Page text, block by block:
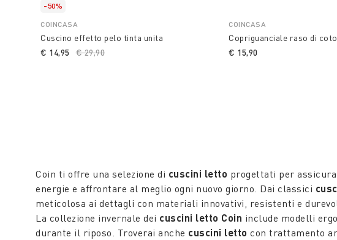
-50%
COINCASA
Cuscino effetto pelo tinta unita
Price reduced from
€ 29,90
€ 14,95
COINCASA
Copriguanciale raso di
€ 15,90
Coin ti offre una selezione di cuscini letto progettati per
energie e affrontare al meglio ogni nuovo giorno. Dai classici
meticolosa ai dettagli con materiali innovativi, resistenti e
La collezione invernale dei cuscini letto Coin include modelli
durante il riposo. Troverai anche cuscini letto con trattamento